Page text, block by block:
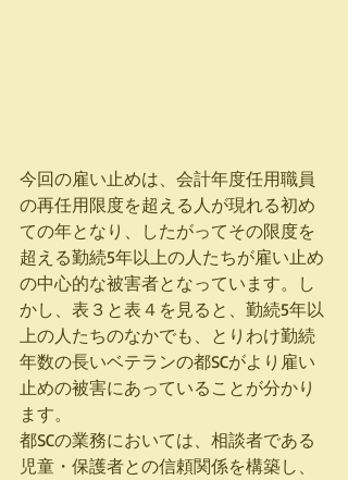
今回の雇い止めは、会計年度任用職員
の再任用限度を超える人が現れる初め
ての年となり、したがってその限度を
超える勤続5年以上の人たちが雇い止め
の中心的な被害者となっています。し
かし、表３と表４を見ると、勤続5年以
上の人たちのなかでも、とりわけ勤続
年数の長いベテランの都SCがより雇い
止めの被害にあっていることが分かり
ます。
都SCの業務においては、相談者である
児童・保護者との信頼関係を構築し、